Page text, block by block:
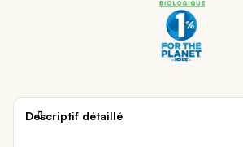
Descriptif détaillé